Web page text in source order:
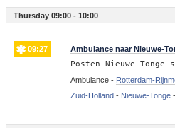
Thursday 09:00 - 10:00
09:27 Ambulance naar Nieuwe-
Posten Nieuwe-Tonge
Ambulance - Rotterdam-
Zuid-Holland- Nieuwe-Tonge-